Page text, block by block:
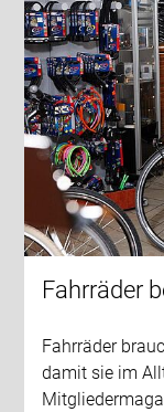
Fahrräder
Fahrräder
damit sie im